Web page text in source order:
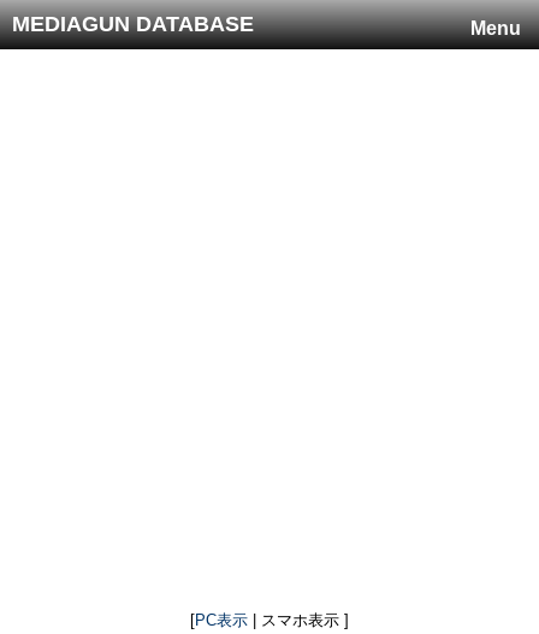
Menu
MEDIAGUN DATABASE
[PC表示 | スマホ表示 ]